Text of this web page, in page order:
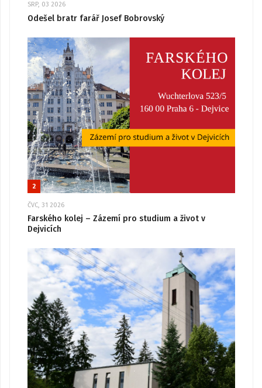
SRP, 03 2026
Odešel bratr farář Josef Bobrovský
2
ČVC, 31 2026
Farského kolej – Zázemí pro studium a život v
Dejvicích